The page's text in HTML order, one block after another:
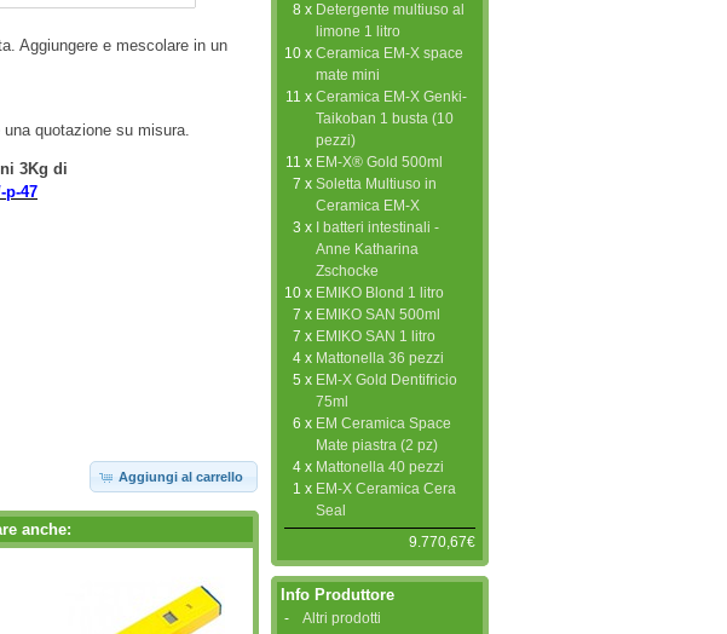
Aggiungere e mescolare in un
quotazione su misura.
3Kg di
p-47
Aggiungi al carrello
anche:
8 x Detergente multiuso al
limone 1 litro
10 x Ceramica EM-X space
mate mini
11 x Ceramica EM-X Genki-
Taikoban 1 busta (10
pezzi)
11 x EM-X® Gold 500ml
7 x Soletta Multiuso in
Ceramica EM-X
3 x
I batteri intestinali -
Anne Katharina
Zschocke
10 x EMIKO Blond 1 litro
7 x EMIKO SAN 500ml
7 x EMIKO SAN 1 litro
4 x Mattonella 36 pezzi
5 x EM-X Gold Dentifricio
75ml
6 x EM Ceramica Space
Mate piastra (2 pz)
4 x Mattonella 40 pezzi
1 x EM-X Ceramica Cera
Seal
9.770,67€
Info Produttore
- Altri prodotti